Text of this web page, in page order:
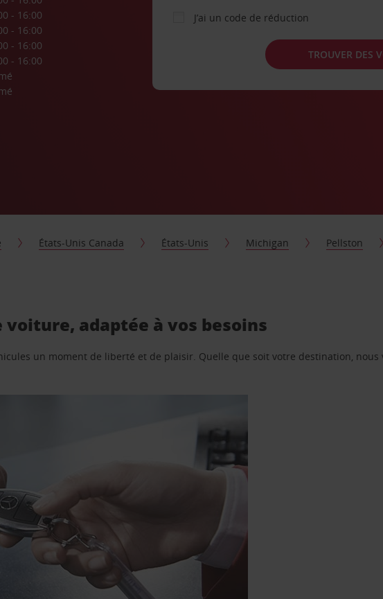
- 16:00
- 16:00
- 16:00
- 16:00
J’ai un code de réduction
TROUVER DES
États-Unis Canada États-Unis Michigan
Pellston
adaptée à vos besoins
un moment de liberté et de plaisir. Quelle que soit votre destination, nous